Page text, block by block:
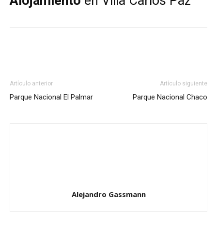
Artículo anterior
Parque Nacional El Palmar
Artículo siguiente
Parque Nacional Chaco
Alejandro Gassmann